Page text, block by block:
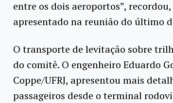
entre os dois aeroportos”,
apresentado na reunião do último
O transporte de levitação sobre
do comitê. O engenheiro Eduardo
Coppe/UFRJ, apresentou mais
passageiros desde o terminal